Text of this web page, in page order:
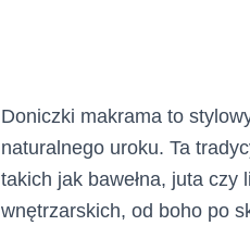
Doniczki makrama to
naturalnego uroku. Ta
takich jak bawełna, juta
wnętrzarskich, od boho po